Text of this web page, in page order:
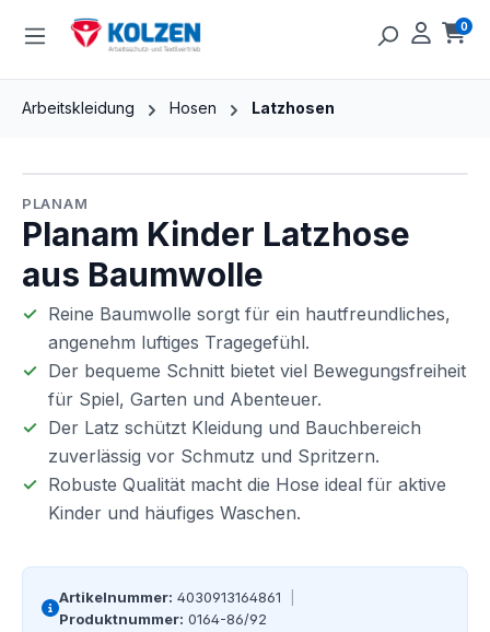
Zum Hauptinhalt springen 0
Arbeitskleidung Hosen Latzhosen
PLANAM
Planam Kinder Latzhose
aus Baumwolle
Reine Baumwolle sorgt für ein hautfreundliches,
angenehm luftiges Tragegefühl.
Der bequeme Schnitt bietet viel Bewegungsfreiheit
für Spiel, Garten und Abenteuer.
Der Latz schützt Kleidung und Bauchbereich
zuverlässig vor Schmutz und Spritzern.
Robuste Qualität macht die Hose ideal für aktive
Kinder und häufiges Waschen.
Artikelnummer: 4030913164861
Produktnummer: 0164-86/92